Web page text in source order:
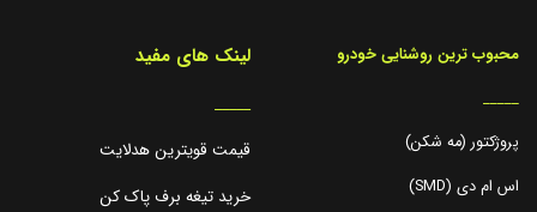
محبوب ترین روشنایی خودرو
_____
پروژکتور (مه شکن)
اس ام دی (SMD)
لینک های مفید
_____
قیمت قویترین هدلایت
خرید تیغه برف پاک کن